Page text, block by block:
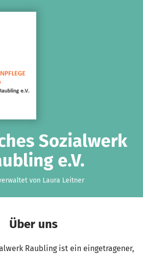
Sozialwerk
e.V.
von Laura Leitner
Über uns
Raubling ist ein eingetragener,